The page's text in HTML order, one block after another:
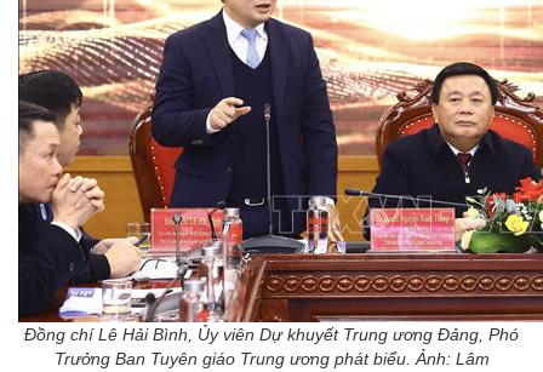
Đồng chí Lê Hải Bình, Ủy viên Dự khuyết Trung ương Đảng, Phó
Trưởng Ban Tuyên giáo Trung ương phát biểu. Ảnh: Lâm